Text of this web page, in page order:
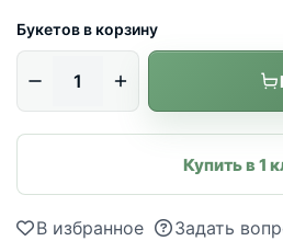
Букетов в корзину
Купить в 1
В избранное Задать